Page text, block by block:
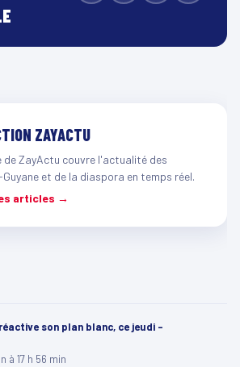
ZAYACTU
de ZayActu couvre l'actualité des
et de la diaspora en temps réel.
articles →
son plan blanc, ce jeudi -
à 17 h 56 min